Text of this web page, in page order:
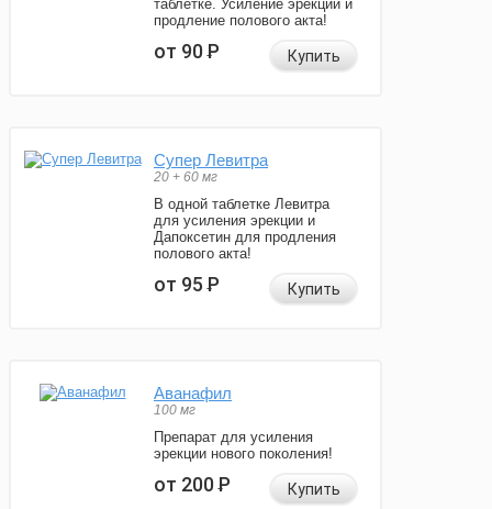
таблетке. Усиление эрекции и
продление полового акта!
от 90Р Купить
Супер Левитра
20 + 60 мг
В одной таблетке Левитра
для усиления эрекции и
Дапоксетин для продления
полового акта!
от 95Р Купить
Аванафил
100 мг
Препарат для усиления
эрекции нового поколения!
от 200Р Купить